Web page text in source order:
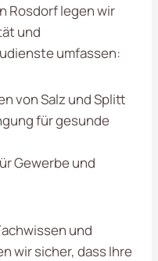
Rosdorf legen wir
und
umfassen:
von Salz und Splitt
für gesunde
Gewerbe und
und
wir sicher, dass Ihre